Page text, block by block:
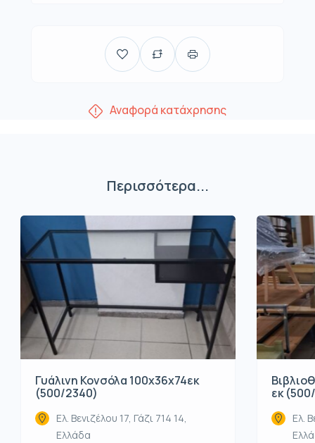
Αναφορά κατάχρησης
Περισσότερα...
Γυάλινη Κονσόλα 100x36x74εκ
(500/2340)
Ελ. Βενιζέλου 17, Γάζι 714 14,
Ελλάδα
εκ
Ελ.